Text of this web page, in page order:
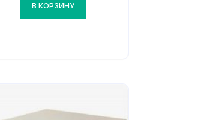
В КОРЗИНУ